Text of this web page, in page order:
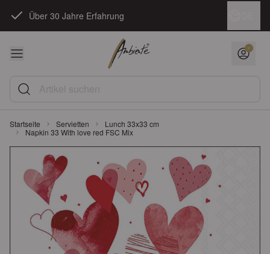
Über 30 Jahre Erfahrung
Artikel suchen
Startseite Servietten
Lunch 33x33 cm
Napkin 33 With love red FSC Mix